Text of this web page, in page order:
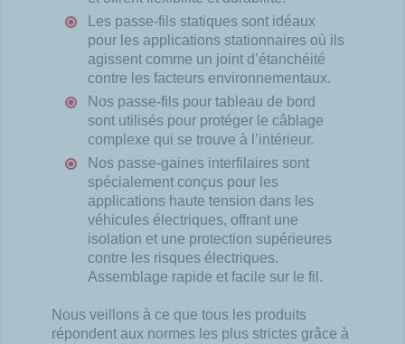
Les passe-fils statiques sont idéaux
pour les applications stationnaires où ils
agissent comme un joint d’étanchéité
contre les facteurs environnementaux.
Nos passe-fils pour tableau de bord
sont utilisés pour protéger le câblage
complexe qui se trouve à l’intérieur.
Nos passe-gaines interfilaires sont
spécialement conçus pour les
applications haute tension dans les
véhicules électriques, offrant une
isolation et une protection supérieures
contre les risques électriques.
Assemblage rapide et facile sur le fil.
Nous veillons à ce que tous les produits
répondent aux normes les plus strictes grâce à